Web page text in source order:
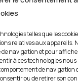
telles que les
relatives aux appareils.
de navigation et pour
à ces technologies
de navigation
ou de retirer son